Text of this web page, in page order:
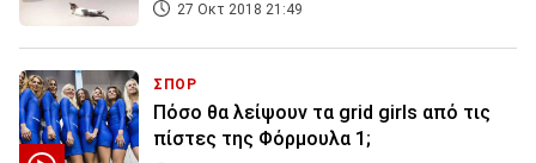
27 Οκτ 2018 21:49
ΣΠΟΡ
Πόσο θα λείψουν τα grid girls από τις
πίστες της Φόρμουλα 1;